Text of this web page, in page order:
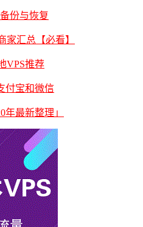
份与恢复
家汇总【必看】
VPS推荐
付宝和微信
年最新整理」